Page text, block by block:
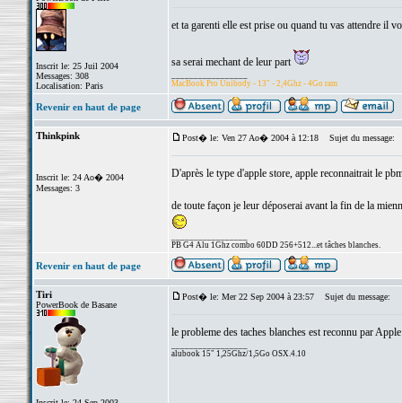
Inscrit le: 25 Juil 2004
Messages: 308
Localisation: Paris
et ta garenti elle est prise ou quand tu vas attendre il
sa serai mechant de leur part
MacBook Pro Unibody - 13" - 2,4Ghz - 4Go ram
Revenir en haut de page
Thinkpink
Inscrit le: 24 Ao� 2004
Messages: 3
Post� le: Ven 27 Ao� 2004 à 12:18 Sujet du message:
D'après le type d'apple store, apple reconnaitrait le
de toute façon je leur déposerai avant la fin de la
PB G4 Alu 1Ghz combo 60DD 256+512...et tâches blanches.
Revenir en haut de page
Tiri
PowerBook de Basane
Post� le: Mer 22 Sep 2004 à 23:57 Sujet du message:
le probleme des taches blanches est reconnu par
alubook 15" 1,25Ghz/1,5Go OSX.4.10